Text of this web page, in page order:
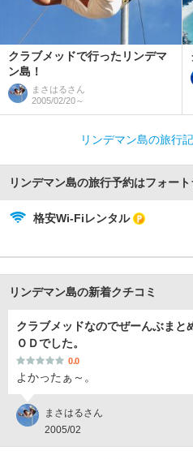
クラブメッドで行ったリンデマ
ン島！
まさはるさん
2005/02/20～
リンデマン島の旅行
リンデマン島の旅行予約はフォー
格安Wi-Fiレンタル
リンデマン島の新着クチコミ
クラブメッドなのでぜーんぶまと
ＯＤでした。
0.0
よかったぁ～。
まさはるさん
2005/02